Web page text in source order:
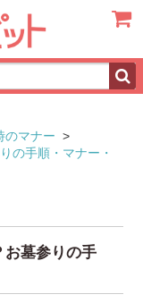
のマナー >
の手順・マナー・
お墓参りの手